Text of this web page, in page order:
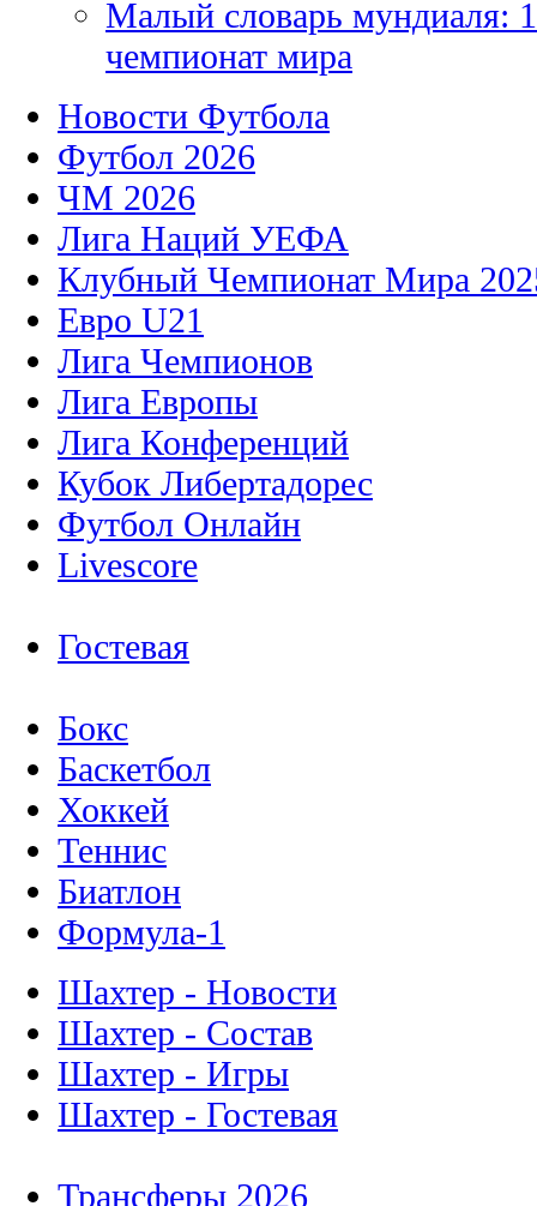
Малый словарь мундиаля:
чемпионат мира
Новости Футбола
Футбол 2026
ЧМ 2026
Лига Наций УЕФА
Клубный Чемпионат Мира
Евро U21
Лига Чемпионов
Лига Европы
Лига Конференций
Кубок Либертадорес
Футбол Онлайн
Livescore
Гостевая
Бокс
Баскетбол
Хоккей
Теннис
Биатлон
Формула-1
Шахтер - Новости
Шахтер - Состав
Шахтер - Игры
Шахтер - Гостевая
Трансферы 2026